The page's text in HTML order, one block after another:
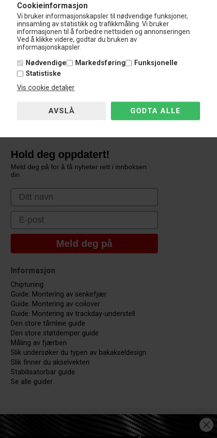
Cookieinformasjon
Vi bruker informasjonskapsler til nødvendige funksjoner,
innsamling av statistikk og trafikkmåling. Vi bruker
informasjonen til å forbedre nettsiden og annonseringen.
Ved å klikke videre, godtar du bruken av
informasjonskapsler.
Nødvendige Markedsføring
Funksjonelle
Statistiske
Vis cookie detaljer
Man - Tor:
10:00 - 15:00
Fredag:
10:00 - 14:00
Lørdag
Stengt
Søndag:
Stengt
Kundeservice
Kundeservice
Avbryt bestillingen
Hold deg oppdatert!
Meld deg på for å få nyheter rett i innboksen
din
First Name
Email
Meld deg på
Informasjon
Chiptuning
Guide: Montering av senkefjær
Guide: Montering av coilover
Guide: Montering av trackday-understell
Den store tårnleie guide
Den store støtdemper guide
Måling av fjærben
Slik undersøker du typen av bakakseldesign
Slik finner du akselvekten
Stabilisatorbar guide
Se alle guider